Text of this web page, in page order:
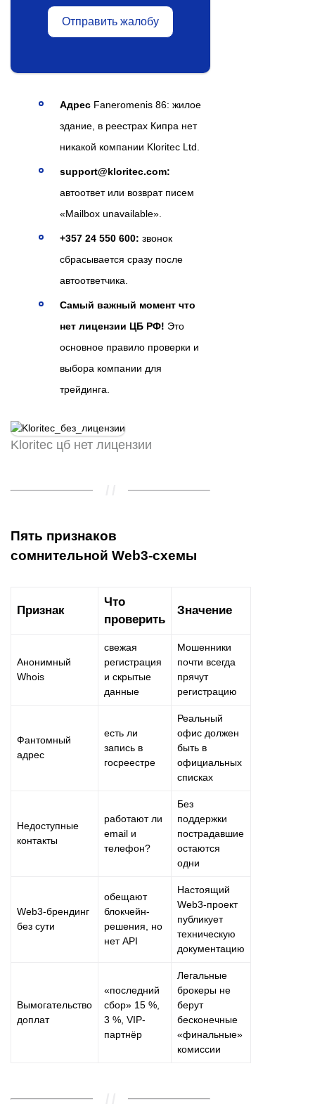
Отправить жалобу
Адрес Faneromenis 86: жилое
здание, в реестрах Кипра нет
никакой компании Kloritec Ltd.
support@kloritec.com:
автоответ или возврат писем
«Mailbox unavailable».
+357 24 550 600: звонок
сбрасывается сразу после
автоответчика.
Самый важный момент что
нет лицензии ЦБ РФ! Это
основное правило проверки и
выбора компании для
трейдинга.
Kloritec цб нет лицензии
Пять признаков
сомнительной Web3-схемы
Признак
Что
проверить
Значение
Анонимный
Whois
свежая
регистрация
и скрытые
данные
Мошенники
почти всегда
прячут
регистрацию
Фантомный
адрес
есть ли
запись в
госреестре
Реальный
офис должен
быть в
официальных
списках
Недоступные
контакты
работают ли
email и
телефон?
Без
поддержки
пострадавшие
остаются
одни
Web3-брендинг
без сути
обещают
блокчейн-
решения, но
нет API
Настоящий
Web3-проект
публикует
техническую
документацию
Вымогательство
доплат
«последний
сбор» 15 %,
3 %, VIP-
партнёр
Легальные
брокеры не
берут
бесконечные
«финальные»
комиссии